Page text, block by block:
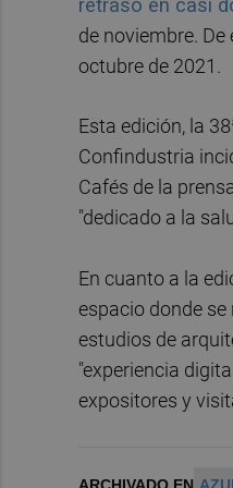
retrasó en casi
de noviembre.
octubre de 2021.
Esta edición, la
Confindustria
Cafés de la
"dedicado a la
En cuanto a la
espacio donde
estudios de
"experiencia
expositores y